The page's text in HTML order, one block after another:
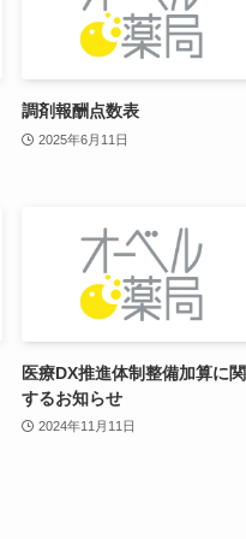
調剤報酬点数表
2025年6月11日
医療DX推進体制整備加算に関
するお知らせ
2024年11月11日